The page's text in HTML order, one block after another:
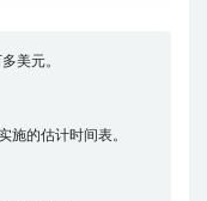
美元。
施的估计时间表。